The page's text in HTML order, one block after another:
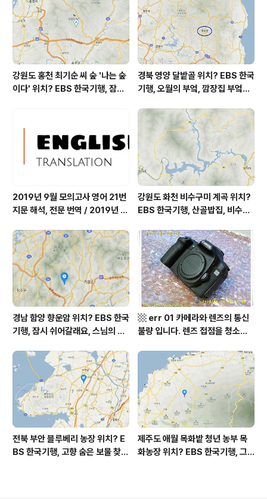
보통 = 45 ㎍/m³ 자외선 (오후) = ..
강원도 홍천 최기순 씨 숲 '나는 숲
이다' 위치? EBS 한국기행, 잠시
강원도 홍천군 가볼 만한 곳, (구)
까르돈, kbs 인간극장
경북 영양 달밭골 위치? EBS 한국
기행, 오월의 부엌, 깜장집 부엌은
어디? / 경상북도 영양군 가볼 만
한 곳, 영양읍 상원리. KBS 인간극
장 임분노미 할머니
2019년 9월 모의고사 영어 21번
지문 해석, 전문 번역 / 2019년 9
역, 평가원 2019년 고3 9월 영어
영역 외국어영역 전문 해석, Engli
sh to Korean translation
강원도 화천 비수구미 계곡 위치?
EBS 한국기행, 산골밥집, 비수구
부 화천군 비수구미 낙타민박 어
디? / 강원도 화천군 가볼 만한 곳
비수구미 마을, 파로호
경남 함양 향운암 위치? EBS 한국
기행, 잠시 쉬어갈래요, 스님의 어
상남도 함양군 가볼 만한 곳, 용추
계곡 향운암 명천스님, 덕유산 황
석산 거망산 기백산
▩ err 01 카메라와 렌즈의 통신
불량 입니다. 렌즈 접점을 청소하
전북 부안 블루베리 농장 위치? E
BS 한국기행, 고향 숨은 보물 찾
제주도 애월 목화밭 청년 농부 목
화농장 위치? EBS 한국기행, 그